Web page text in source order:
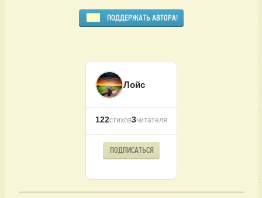
ПОДДЕРЖАТЬ АВТОРА!
Лойс
122стихов3читателя
ПОДПИСАТЬСЯ